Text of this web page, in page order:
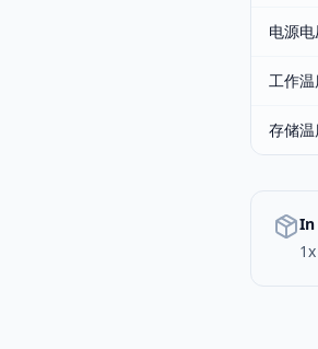
电源
工作
存储
In